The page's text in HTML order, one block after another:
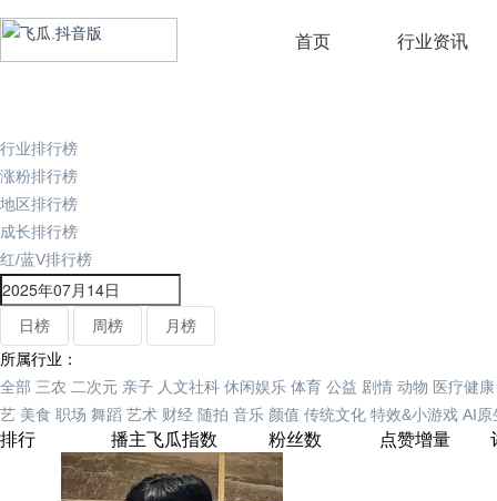
首页 行业资讯
行业排行榜
涨粉排行榜
地区排行榜
成长排行榜
红/蓝V排行榜
日榜 周榜
月榜
所属行业：
全部 三农 二次元 亲子 人文社科 休闲娱乐 体育 公益 剧情 动物 医疗健康
艺 美食 职场 舞蹈 艺术 财经 随拍 音乐 颜值 传统文化 特效&小游戏 AI原
排行 播主飞瓜指数 粉丝数 点赞增量